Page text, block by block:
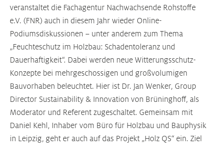
veranstaltet die Fachagentur Nachwachsende Rohstoffe
e.V. (FNR) auch in diesem Jahr wieder Online-
Podiumsdiskussionen – unter anderem zum Thema
„Feuchteschutz im Holzbau: Schadentoleranz und
Dauerhaftigkeit“. Dabei werden neue Witterungsschutz-
Konzepte bei mehrgeschossigen und großvolumigen
Bauvorhaben beleuchtet. Hier ist Dr. Jan Wenker, Group
Director Sustainability & Innovation von Brüninghoff, als
Moderator und Referent zugeschaltet. Gemeinsam mit
Daniel Kehl, Inhaber vom Büro für Holzbau und Bauphysik
in Leipzig, geht er auch auf das Projekt „Holz QS“ ein. Ziel